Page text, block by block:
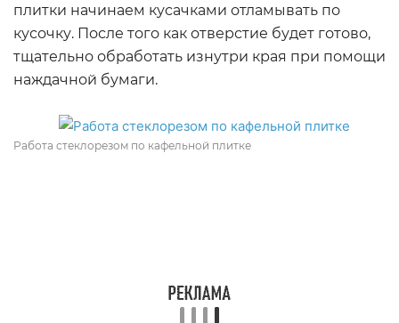
плитки начинаем кусачками отламывать по
кусочку. После того как отверстие будет готово,
тщательно обработать изнутри края при помощи
наждачной бумаги.
Работа стеклорезом по кафельной плитке